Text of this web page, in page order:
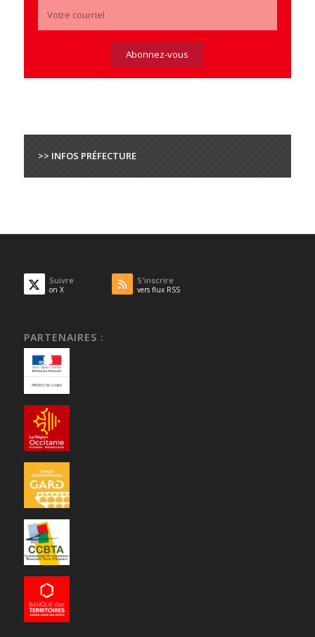
>> INFOS PRÉFECTURE
Suivre
on X
S'inscrire
vers flux RSS
PARTENAIRES :